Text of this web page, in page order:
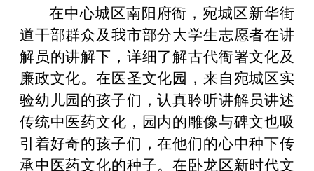
在中心城区南阳府衙，宛城区新华街
道干部群众及我市部分大学生志愿者在讲
解员的讲解下，详细了解古代衙署文化及
廉政文化。在医圣文化园，来自宛城区实
验幼儿园的孩子们，认真聆听讲解员讲述
传统中医药文化，园内的雕像与碑文也吸
引着好奇的孩子们，在他们的心中种下传
承中医药文化的种子。在卧龙区新时代文